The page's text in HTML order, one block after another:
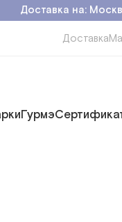
Доставка на:
Доставка
Гурмэ